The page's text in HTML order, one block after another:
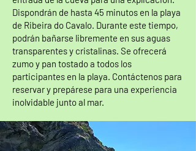
Dispondrán de hasta 45 minutos en la playa
de Ribeira do Cavalo. Durante este tiempo,
podrán bañarse libremente en sus aguas
transparentes y cristalinas. Se ofrecerá
zumo y pan tostado a todos los
participantes en la playa. Contáctenos para
reservar y prepárese para una experiencia
inolvidable junto al mar.